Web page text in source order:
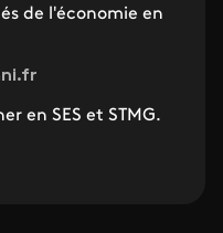
de l'économie en
en SES et STMG.